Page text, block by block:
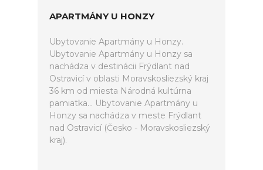
APARTMÁNY U HONZY
Ubytovanie Apartmány u Honzy.
Ubytovanie Apartmány u Honzy sa
nachádza v destinácii Frýdlant nad
Ostravicí v oblasti Moravskosliezský kraj
36 km od miesta Národná kultúrna
pamiatka... Ubytovanie Apartmány u
Honzy sa nachádza v meste Frýdlant
nad Ostravicí (Česko - Moravskosliezský
kraj).